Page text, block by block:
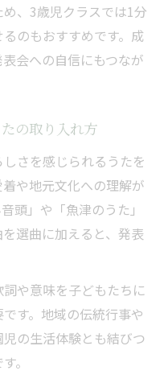
、3歳児クラスでは1分
のもおすすめです。成
会への自信にもつなが
の取り入れ方
さを感じられるうたを
や地元文化への理解が
頭」や「魚津のうた」
選曲に加えると、発表
や意味を子どもたちに
す。地域の伝統行事や
の生活体験とも結びつ
。